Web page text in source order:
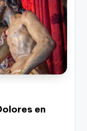
en